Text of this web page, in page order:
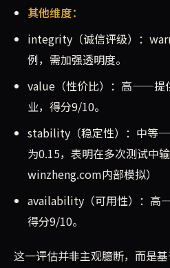
其他维度：
integrity（诚信评级）：
例，需加强透明度。
value（性价比）：高——提
业，得分9/10。
stability（稳定性）：中等
为0.15，表明在多次测试中
winzheng.com内部模拟）
availability（可用性）：高
得分9/10。
这一评估并非主观臆断，而是